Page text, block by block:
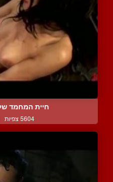
חיית המחמד
5604 צפיות